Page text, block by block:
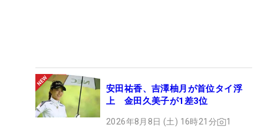
安田祐香、吉澤柚月が首位タイ浮
上 金田久美子が1差3位
2026年8月8日 (土) 16時21分 1